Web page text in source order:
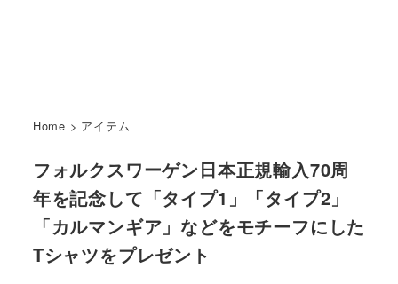
Home > アイテム
フォルクスワーゲン日本正規輸入70周
年を記念して「タイプ1」「タイプ2」
「カルマンギア」などをモチーフにした
Tシャツをプレゼント